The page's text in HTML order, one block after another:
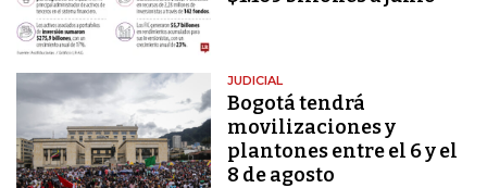
JUDICIAL
Bogotá tendrá
movilizaciones y
plantones entre el 6 y el
8 de agosto